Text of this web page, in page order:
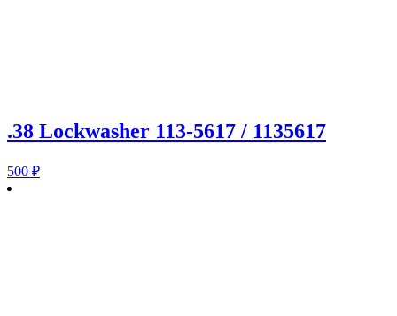
.38 Lockwasher 113-5617 / 1135617
500 ₽